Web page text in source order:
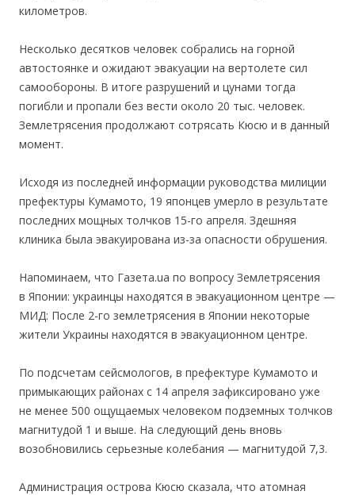
километров.
Несколько десятков человек собрались на горной
автостоянке и ожидают эвакуации на вертолете сил
самообороны. В итоге разрушений и цунами тогда
погибли и пропали без вести около 20 тыс. человек.
Землетрясения продолжают сотрясать Кюсю и в данный
момент.
Исходя из последней информации руководства милиции
префектуры Кумамото, 19 японцев умерло в результате
последних мощных толчков 15-го апреля. Здешняя
клиника была эвакуирована из-за опасности обрушения.
Напоминаем, что Газета.ua по вопросу Землетрясения
в Японии: украинцы находятся в эвакуационном центре —
МИД: После 2-го землетрясения в Японии некоторые
жители Украины находятся в эвакуационном центре.
По подсчетам сейсмологов, в префектуре Кумамото и
примыкающих районах с 14 апреля зафиксировано уже
не менее 500 ощущаемых человеком подземных толчков
магнитудой 1 и выше. На следующий день вновь
возобновились серьезные колебания — магнитудой 7,3.
Администрация острова Кюсю сказала, что атомная